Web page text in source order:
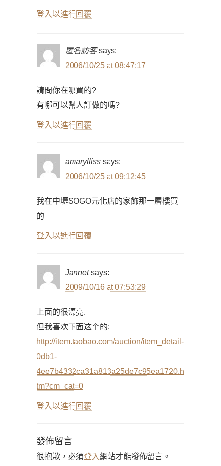
登入以進行回覆
匿名訪客 says:
2006/10/25 at 08:47:17
請問你在哪買的?
有哪可以幫人訂做的嗎?
登入以進行回覆
amarylliss says:
2006/10/25 at 09:12:45
我在中壢SOGO元化店的家飾那一層樓買
的
登入以進行回覆
Jannet says:
2009/10/16 at 07:53:29
上面的很漂亮.
但我喜欢下面这个的:
http://item.taobao.com/auction/item_detail-
0db1-
4ee7b4332ca31a813a25de7c95ea1720.h
tm?cm_cat=0
登入以進行回覆
發佈留言
很抱歉，必須登入網站才能發佈留言。